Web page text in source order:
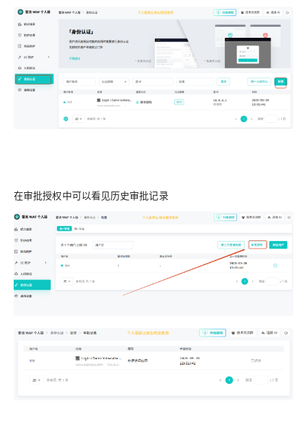
在审批授权中可以看见历史审批记录